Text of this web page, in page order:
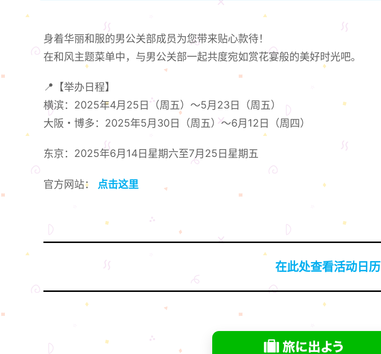
身着华丽和服的男公关部成员为您带来贴心款待！
在和风主题菜单中，与男公关部一起共度宛如赏花宴般的美好时光吧。
📍【举办日程】
横滨：2025年4月25日（周五）～5月23日（周五）
大阪・博多：2025年5月30日（周五）～6月12日（周四）
东京：2025年6月14日星期六至7月25日星期五
官方网站： 点击这里
在此处查看活动日历